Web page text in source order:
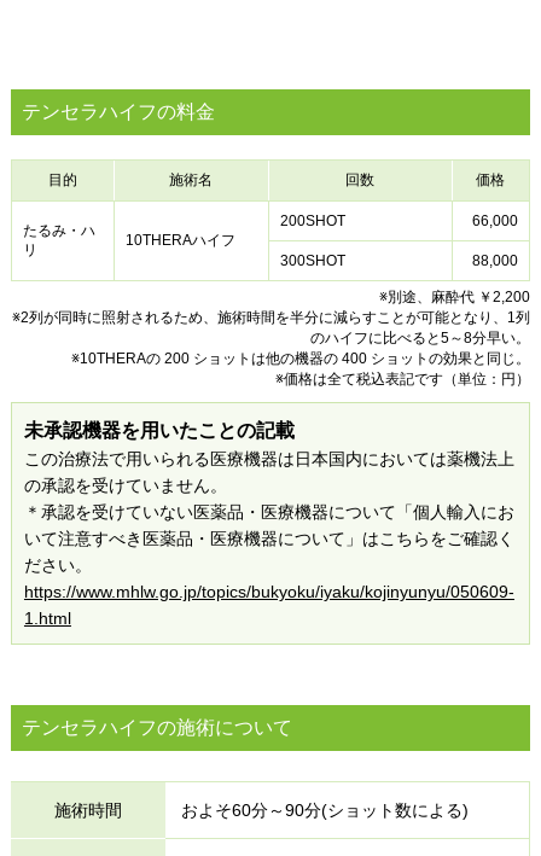
テンセラハイフの料金
目的 施術名 回数 価格
たるみ・ハ
リ
10THERAハイフ
200SHOT 66,000
300SHOT 88,000
※別途、麻酔代 ￥2,200
※2列が同時に照射されるため、施術時間を半分に減らすことが可能となり、1列
のハイフに比べると5～8分早い。
※10THERAの 200 ショットは他の機器の 400 ショットの効果と同じ。
※価格は全て税込表記です（単位：円）
未承認機器を用いたことの記載
この治療法で用いられる医療機器は日本国内においては薬機法上
の承認を受けていません。
＊承認を受けていない医薬品・医療機器について「個人輸入にお
いて注意すべき医薬品・医療機器について」はこちらをご確認く
ださい。
https://www.mhlw.go.jp/topics/bukyoku/iyaku/kojinyunyu/050609-
1.html
テンセラハイフの施術について
施術時間 およそ60分～90分(ショット数による)